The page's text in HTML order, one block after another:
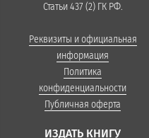
Статьи 437 (2) ГК РФ.
Реквизиты и официальная
информация
Политика
конфиденциальности
Публичная оферта
ИЗДАТЬ КНИГУ